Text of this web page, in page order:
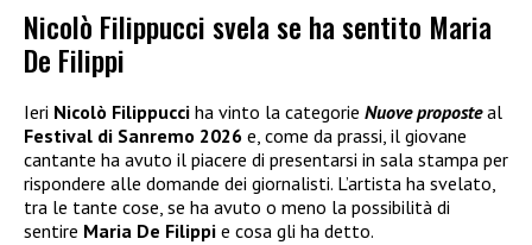
Nicolò Filippucci svela se ha sentito Maria
De Filippi
Ieri Nicolò Filippucci ha vinto la categorie Nuove proposteal
Festival di Sanremo 2026 e, come da prassi, il giovane
cantante ha avuto il piacere di presentarsi in sala stampa per
rispondere alle domande dei giornalisti. L’artista ha svelato,
tra le tante cose, se ha avuto o meno la possibilità di
sentire Maria De Filippi e cosa gli ha detto.